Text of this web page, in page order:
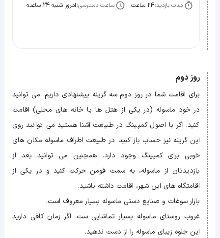
مدت بازدید:24 ساعت ساعت دسترسی:امروز شنبه 24 ساعته
روز دوم
برای اقامت شما در روز دوم سه گزینه پیشنهادی داریم. می توانید
در خود ماسوله (در یکی از هتل ها یا خانه های محلی) اقامت
کنید. اگر با اصول کمپینگ در طبیعت آشنا هستید می توانید روی
این گزینه نیز حساب باز کنید. در طبیعت اطراف ماسوله مکان های
خوبی برای کمپینگ وجود دارد. همچنین می توانید بعد از
بازدیدتان از ماسوله، به سمت فومن حرکت کنید و در یکی از
اقامتگاه های این شهر، اقامت داشته باشید.
بازار سوغات و صنایع دستی ماسوله بسیار معروف است.
غروب روستای ماسوله بسیار تماشایی ست. اگر زمان کافی دارید
این جلوه زیبای ماسوله را از دست ندهید.